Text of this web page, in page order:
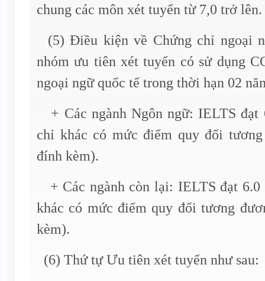
chung các môn xét tuyển từ 7,0 trở lên.
(5) Điều kiện về Chứng chỉ ngoại
nhóm ưu tiên xét tuyển có sử dụng
ngoại ngữ quốc tế trong thời hạn 02
+ Các ngành Ngôn ngữ: IELTS đạt
chỉ khác có mức điểm quy đổi
đính kèm).
+ Các ngành còn lại: IELTS đạt 6.0
khác có mức điểm quy đổi tương
kèm).
(6) Thứ tự Ưu tiên xét tuyển như sau: